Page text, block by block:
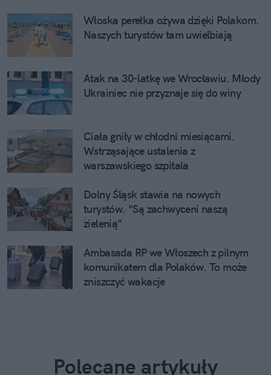
Włoska perełka ożywa dzięki Polakom.
Naszych turystów tam uwielbiają
Atak na 30-latkę we Wrocławiu. Młody
Ukrainiec nie przyznaje się do winy
Ciała gniły w chłodni miesiącami.
Wstrząsające ustalenia z
warszawskiego szpitala
Dolny Śląsk stawia na nowych
turystów. "Są zachwyceni naszą
zielenią"
Ambasada RP we Włoszech z pilnym
komunikatem dla Polaków. To może
zniszczyć wakacje
Polecane artykuły